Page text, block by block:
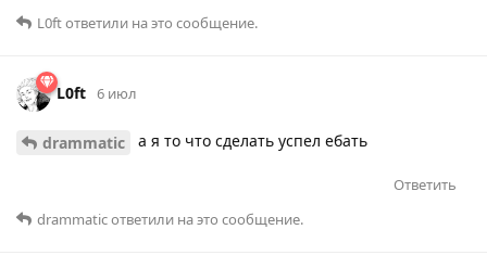
L0ftответили на это сообщение.
L0ft 6 июл
drammatic а я то что сделать успел ебать
Ответить
drammaticответили на это сообщение.